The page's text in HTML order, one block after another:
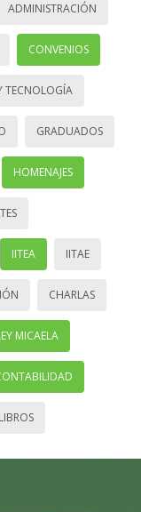
ADMINISTRACIÓN
CONVENIOS
TECNOLOGÍA
GRADUADOS
HOMENAJES
IITEA IITAE
CHARLAS
MICAELA
LIBROS